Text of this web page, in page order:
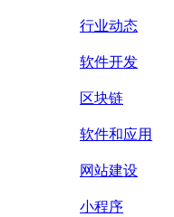
行业动态
软件开发
区块链
软件和应用
网站建设
小程序